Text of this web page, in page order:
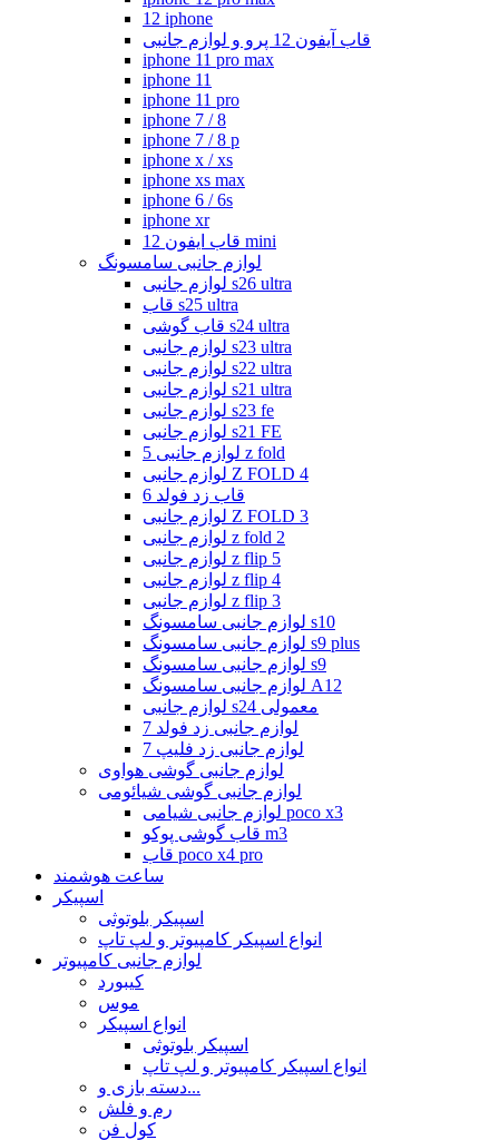
12 iphone
قاب آیفون 12 پرو و لوازم جانبی
iphone 11 pro max
iphone 11
iphone 11 pro
iphone 7 / 8
iphone 7 / 8 p
iphone x / xs
iphone xs max
iphone 6 / 6s
iphone xr
قاب ایفون 12 mini
لوازم جانبی سامسونگ
لوازم جانبی s26 ultra
قاب s25 ultra
قاب گوشی s24 ultra
لوازم جانبی s23 ultra
لوازم جانبی s22 ultra
لوازم جانبی s21 ultra
لوازم جانبی s23 fe
لوازم جانبی s21 FE
لوازم جانبی 5 z fold
لوازم جانبی Z FOLD 4
قاب زد فولد 6
لوازم جانبی Z FOLD 3
لوازم جانبی z fold 2
لوازم جانبی z flip 5
لوازم جانبی z flip 4
لوازم جانبی z flip 3
لوازم جانبی سامسونگ s10
لوازم جانبی سامسونگ s9 plus
لوازم جانبی سامسونگ s9
لوازم جانبی سامسونگ A12
لوازم جانبی s24 معمولی
لوازم جانبی زد فولد 7
لوازم جانبی زد فلیپ 7
لوازم جانبی گوشی هواوی
لوازم جانبی گوشی شیائومی
لوازم جانبی شیامی poco x3
قاب گوشی پوکو m3
قاب poco x4 pro
ساعت هوشمند
اسپیکر
اسپیکر بلوتوثی
انواع اسپیکر کامپیوتر و لپ تاپ
لوازم جانبی کامپیوتر
کیبورد
موس
انواع اسپیکر
اسپیکر بلوتوثی
انواع اسپیکر کامپیوتر و لپ تاپ
دسته بازی و...
رم و فلش
کول فن